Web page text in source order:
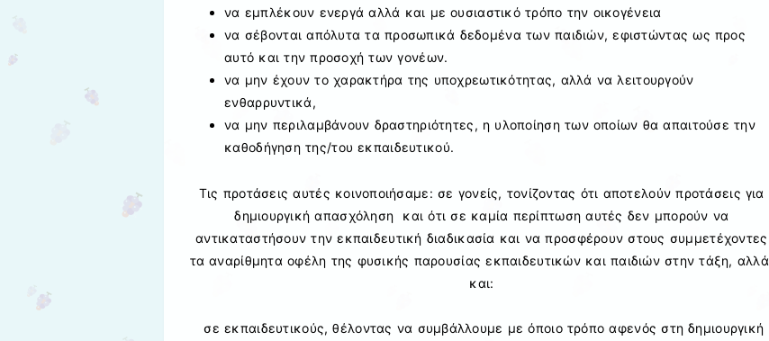
να εμπλέκουν ενεργά αλλά και με ουσιαστικό τρόπο την οικογένεια
να σέβονται απόλυτα τα προσωπικά δεδομένα των παιδιών, εφιστώντας ως προς
αυτό και την προσοχή των γονέων.
να μην έχουν το χαρακτήρα της υποχρεωτικότητας, αλλά να λειτουργούν
ενθαρρυντικά,
να μην περιλαμβάνουν δραστηριότητες, η υλοποίηση των οποίων θα απαιτούσε την
καθοδήγηση της/του εκπαιδευτικού.
Τις προτάσεις αυτές κοινοποιήσαμε: σε γονείς, τονίζοντας ότι αποτελούν προτάσεις για
δημιουργική απασχόληση και ότι σε καμία περίπτωση αυτές δεν μπορούν να
αντικαταστήσουν την εκπαιδευτική διαδικασία και να προσφέρουν στους συμμετέχοντες
τα αναρίθμητα οφέλη της φυσικής παρουσίας εκπαιδευτικών και παιδιών στην τάξη, αλλά
και:
σε εκπαιδευτικούς, θέλοντας να συμβάλλουμε με όποιο τρόπο αφενός στη δημιουργική